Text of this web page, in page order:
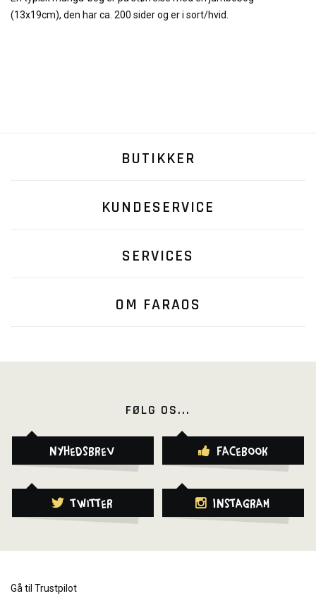
(13x19cm), den har ca. 200 sider og er i sort/hvid.
BUTIKKER
KUNDESERVICE
SERVICES
OM FARAOS
FØLG OS...
Nyhedsbrev Facebook
Twitter Instagram
Gå til Trustpilot